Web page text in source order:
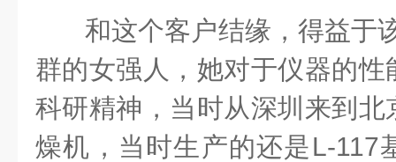
和这个客户结缘，得益于
群的女强人，她对于仪器的
科研精神，当时从深圳来到
燥机，当时生产的还是L-117